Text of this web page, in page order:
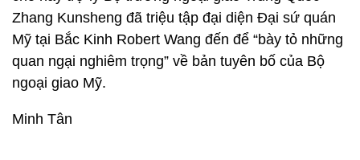
Zhang Kunsheng đã triệu tập đại diện Đại sứ quán
Mỹ tại Bắc Kinh Robert Wang đến để “bày tỏ những
quan ngại nghiêm trọng” về bản tuyên bố của Bộ
ngoại giao Mỹ.
Minh Tân